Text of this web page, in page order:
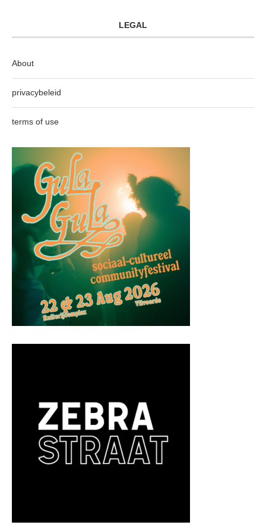
LEGAL
About
privacybeleid
terms of use